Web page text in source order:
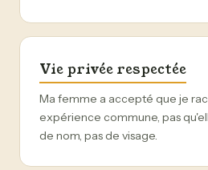
Vie privée respectée
Ma femme a accepté que je
expérience commune, pas
de nom, pas de visage.